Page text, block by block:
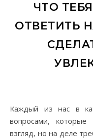
ЧТО
ОТВЕТИТЬ
Каждый из нас в какой-то момент сталкивается с
вопросами,
взгляд, но на деле